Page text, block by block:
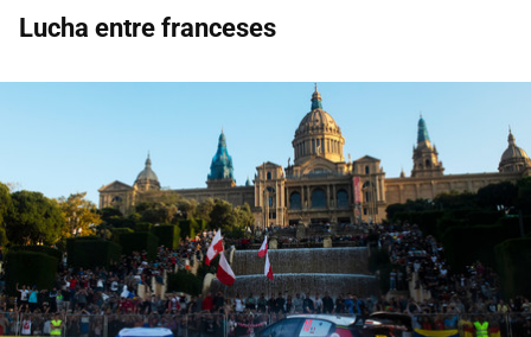
Lucha entre franceses